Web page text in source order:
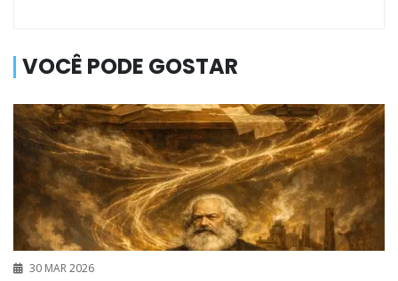
VOCÊ PODE GOSTAR
30 MAR 2026